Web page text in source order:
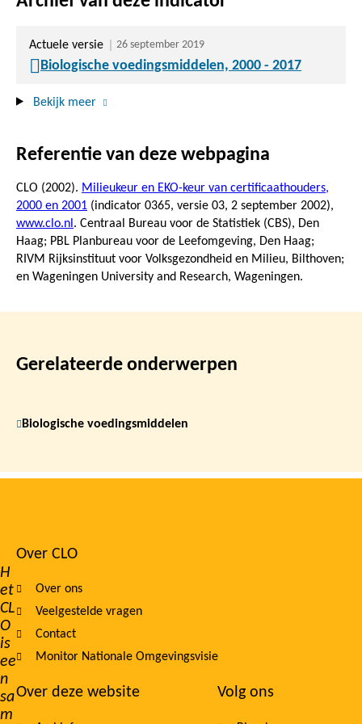
Actuele versie 26 september 2019
Biologische voedingsmiddelen, 2000 - 2017
Bekijk meer
Referentie van deze webpagina
CLO (2002). Milieukeur en EKO-keur van certificaathouders,
2000 en 2001 (indicator 0365, versie 03, 2 september 2002),
www.clo.nl . Centraal Bureau voor de Statistiek (CBS), Den
Haag; PBL Planbureau voor de Leefomgeving, Den Haag;
RIVM Rijksinstituut voor Volksgezondheid en Milieu, Bilthoven;
en Wageningen University and Research, Wageningen.
Gerelateerde onderwerpen
Biologische voedingsmiddelen
H
et
CL
O
is
ee
n
sa
m
Footer
navigation
Over CLO
Over ons
Veelgestelde vragen
Contact
Monitor Nationale Omgevingsvisie
Over deze website Volg ons